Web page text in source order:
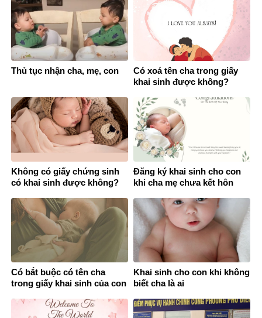
Thủ tục nhận cha, mẹ, con
Có xoá tên cha trong giấy
khai sinh được không?
Không có giấy chứng sinh
có khai sinh được không?
Đăng ký khai sinh cho con
khi cha mẹ chưa kết hôn
Có bắt buộc có tên cha
trong giấy khai sinh của con
Khai sinh cho con khi không
biết cha là ai